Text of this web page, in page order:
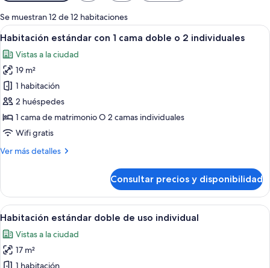
para
las
habitaciones
Se muestran 12 de 12 habitaciones
Abrir
todas
las
fotos
de
Habitación
estándar
con
cama
2
individuales
Una habitación de hotel con una
10
Habitación estándar con 1 cama doble o 2 individuales
Vistas a la ciudad
19 m²
1 habitación
2 huéspedes
1 cama de matrimonio O 2 camas individuales
Wifi gratis
Ver más detalles
Más
estándar
con
1
doble
o
2
Consultar precios y disponibilidad
Abrir
todas
las
fotos
Habitación de hotel con cama,
9
Habitación estándar doble de uso individual
Vistas a la ciudad
17 m²
1 habitación